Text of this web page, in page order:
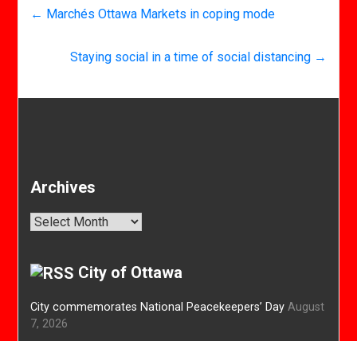
← Marchés Ottawa Markets in coping mode
Staying social in a time of social distancing →
Archives
Archives
City of Ottawa
City commemorates National Peacekeepers’ Day August
7, 2026